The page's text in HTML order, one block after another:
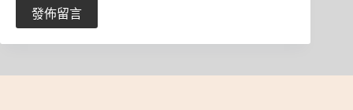
發佈留言